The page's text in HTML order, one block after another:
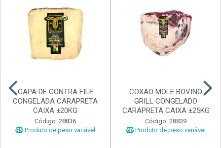
CAPA DE CONTRA FILE
CONGELADA CARAPRETA
CAIXA ±20KG
Código: 28836
Produto de peso variável
COXAO MOLE BOVINO
GRILL CONGELADO
CARAPRETA CAIXA ±25KG
Código: 28839
Produto de peso variável